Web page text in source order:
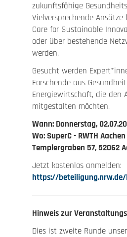
zukunftsfähige
Vielversprechende
Care for Sustainable
oder über bestehende
werden.
Gesucht werden
Forschende aus
Energiewirtschaft, die den
mitgestalten möchten.
Wann: Donnerstag,
Wo: SuperC - RWTH
Templergraben 57, 52062
Jetzt kostenlos anmelden:
https://
Hinweis zur
Dies ist zweite Runde